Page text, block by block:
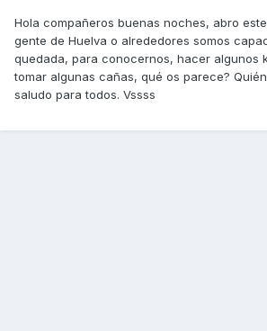
Hola compañeros buenas noches, abro
gente de Huelva o alrededores somos
quedada, para conocernos, hacer algunos
tomar algunas cañas, qué os parece?
saludo para todos. Vssss